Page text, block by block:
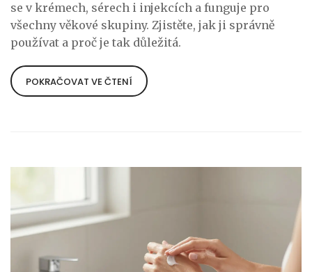
se v krémech, sérech i injekcích a funguje pro
všechny věkové skupiny. Zjistěte, jak ji správně
používat a proč je tak důležitá.
POKRAČOVAT VE ČTENÍ